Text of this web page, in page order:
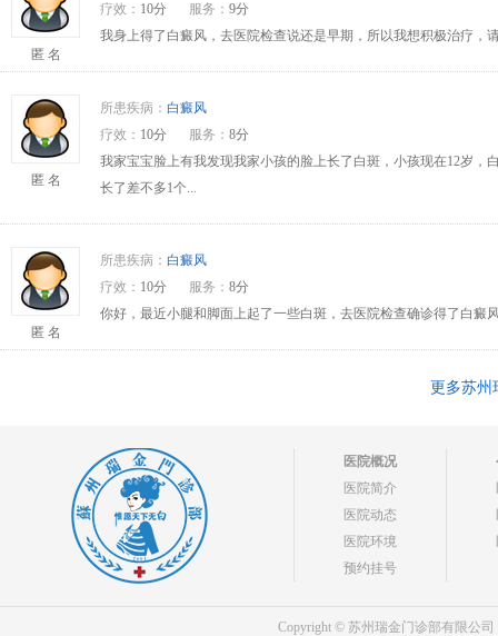
匿 名
疗效： 10分 服务： 9分
我身上得了白癜风，去医院检查说还是早期，所以我想积极治疗，
匿 名
所患疾病： 白癜风
疗效： 10分 服务： 8分
我家宝宝脸上有我发现我家小孩的脸上长了白斑，小孩现在12岁
长了差不多1个...
匿 名
所患疾病： 白癜风
疗效： 10分 服务： 8分
你好，最近小腿和脚面上起了一些白斑，去医院检查确诊得了白
更多苏州
医院概况
医院简介
医院动态
医院环境
预约挂号
Copyright © 苏州瑞金门诊部有限公司